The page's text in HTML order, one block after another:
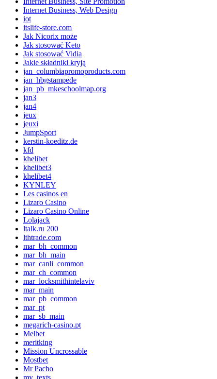
Internet Business, Web Design
iot
itslife-store.com
Jak Nicorix może
Jak stosować Keto
Jak stosować Vidia
Jakie składniki kryją
jan_columbiapromoproducts.com
jan_hbgstampede
jan_pb_mkeschoolmap.org
jan3
jan4
jeux
jeuxi
JumpSport
kerstin-koeditz.de
kfd
khelibet
khelibet3
khelibet4
KYNLEY
Les casinos en
Lizaro Casino
Lizaro Casino Online
Lolajack
ltalk.ru 200
lthtrade.com
mar_bh_common
mar_bh_main
mar_canli_common
mar_ch_common
mar_locksmithintelaviv
mar_main
mar_pb_common
mar_pt
mar_sb_main
megarich-casino.pt
Melbet
meritking
Mission Uncrossable
Mostbet
Mr Pacho
my_texts